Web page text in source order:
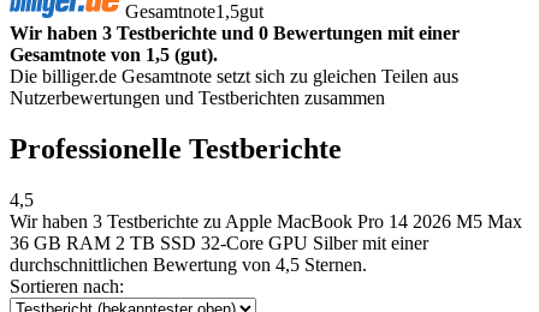
Gesamtnote1,5gut
Wir haben 3 Testberichte und 0 Bewertungen mit einer
Gesamtnote von 1,5 (gut).
Die billiger.de Gesamtnote setzt sich zu gleichen Teilen aus
Nutzerbewertungen und Testberichten zusammen
Professionelle Testberichte
4,5
Wir haben 3 Testberichte zu Apple MacBook Pro 14 2026 M5 Max
36 GB RAM 2 TB SSD 32-Core GPU Silber mit einer
durchschnittlichen Bewertung von 4,5 Sternen.
Sortieren nach: